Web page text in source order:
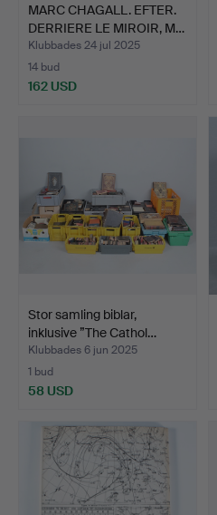
MARC CHAGALL. EFTER.
DERRIERE LE MIROIR, M…
Klubbades 24 jul 2025
14 bud
162 USD
Stor samling biblar,
inklusive ”The Cathol…
Klubbades 6 jun 2025
1 bud
58 USD